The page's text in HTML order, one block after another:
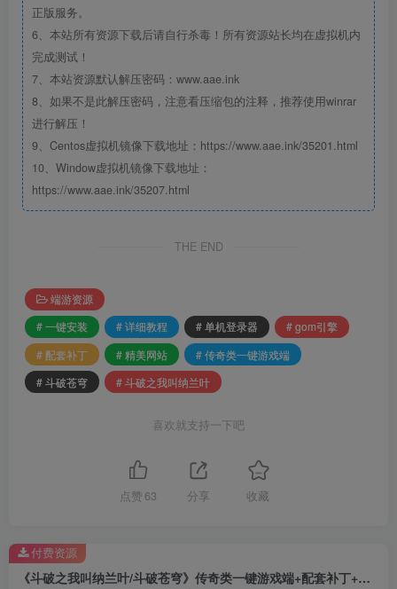
正版服务。
6、本站所有资源下载后请自行杀毒！所有资源站长均在虚拟机内
完成测试！
7、本站资源默认解压密码：www.aae.ink
8、如果不是此解压密码，注意看压缩包的注释，推荐使用winrar
进行解压！
9、Centos虚拟机镜像下载地址：https://www.aae.ink/35201.html
10、Window虚拟机镜像下载地址：
https://www.aae.ink/35207.html
THE END
端游资源
# 一键安装
# 详细教程 # 单机登录器
# gom引擎
# 配套补丁
# 精美网站
# 传奇类一键游戏端
# 斗破苍穹
# 斗破之我叫纳兰叶
喜欢就支持一下吧
点赞 63 分享 收藏
《斗破之我叫纳兰叶/斗破苍穹》传奇类一键游戏端+配套补丁+单机登录器+精美网站+详细教程+一键安装+Gom引擎
付费资源